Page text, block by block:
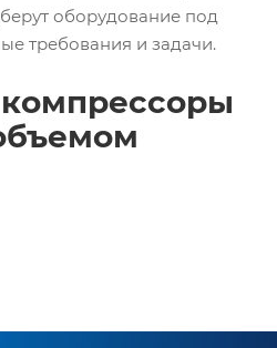
оборудование под
требования и задачи.